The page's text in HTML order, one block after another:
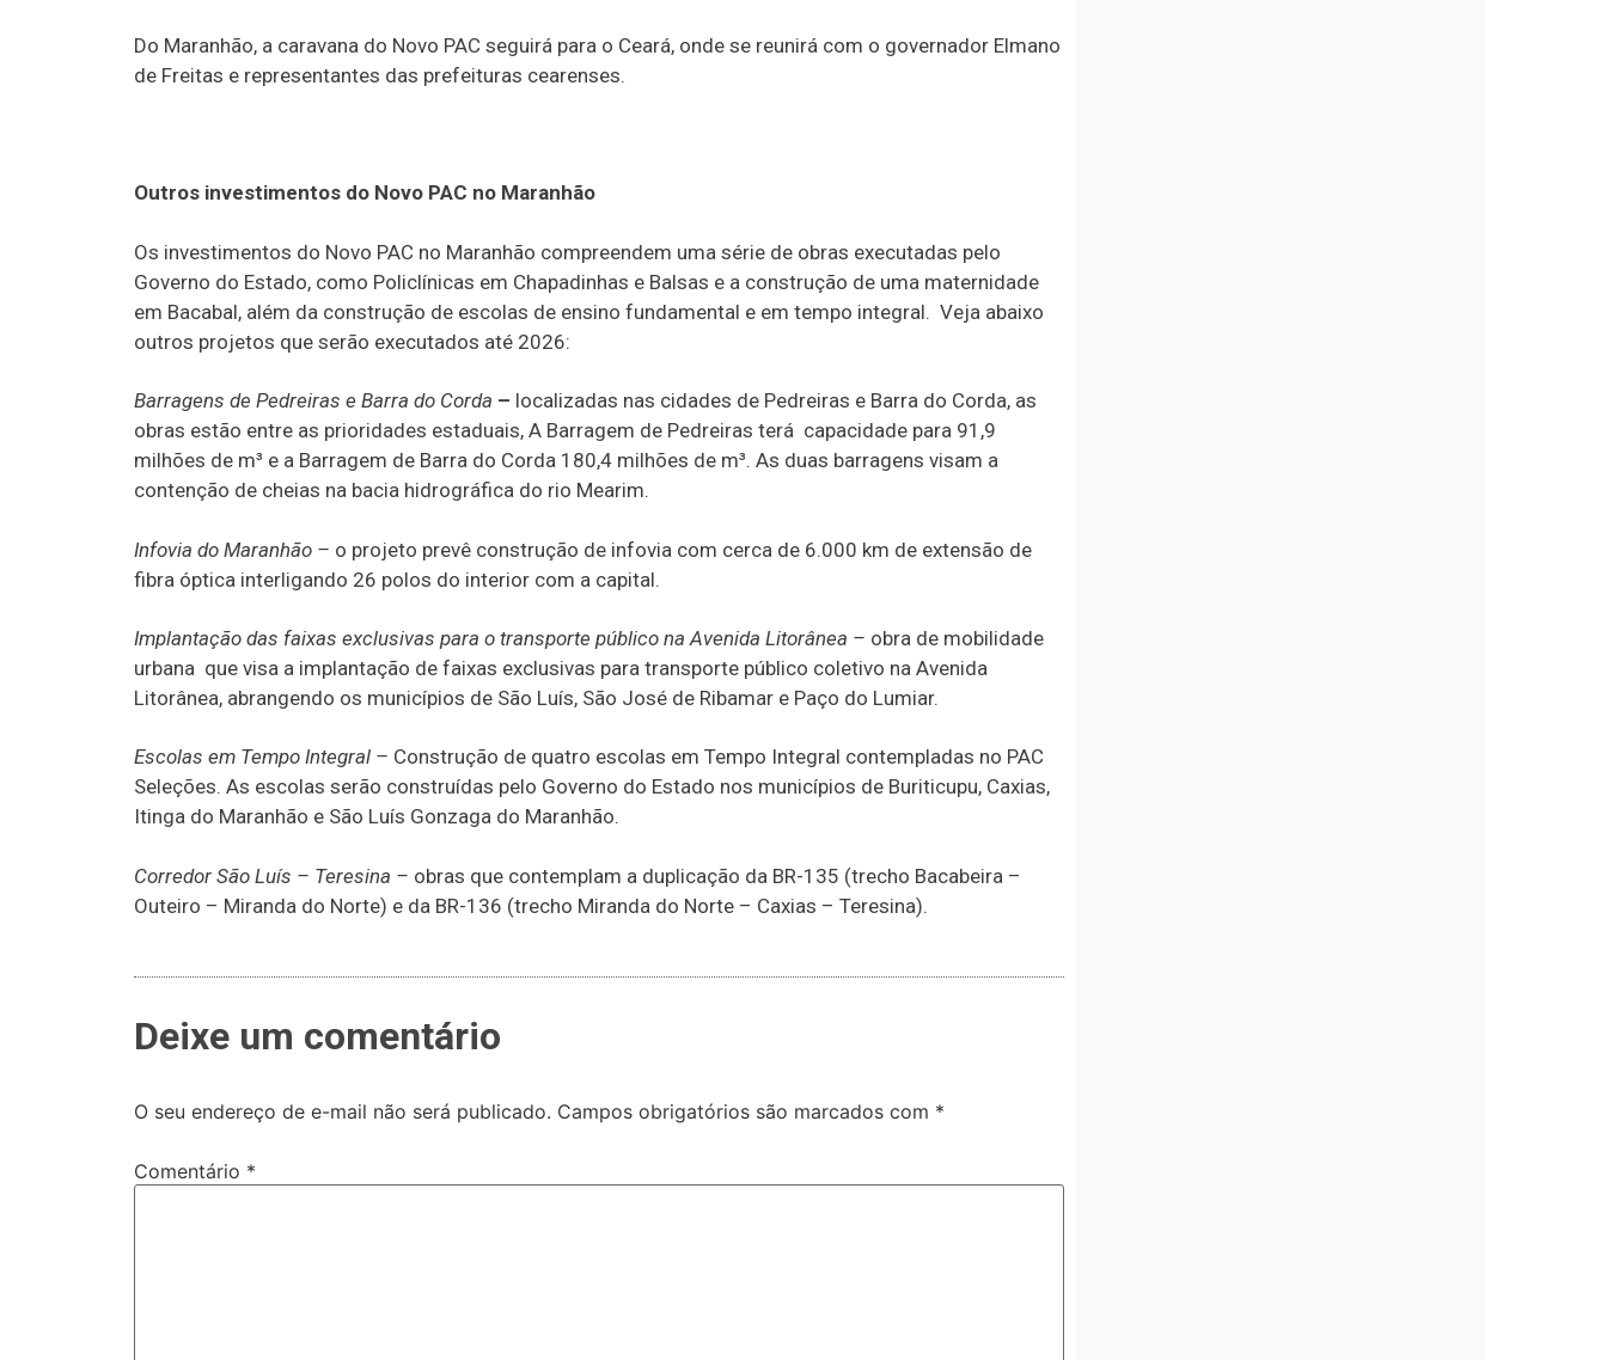
Do Maranhão, a caravana do Novo PAC seguirá para o Ceará, onde se reunirá com o governador Elmano
de Freitas e representantes das prefeituras cearenses.
Outros investimentos do Novo PAC no Maranhão
Os investimentos do Novo PAC no Maranhão compreendem uma série de obras executadas pelo
Governo do Estado, como Policlínicas em Chapadinhas e Balsas e a construção de uma maternidade
em Bacabal, além da construção de escolas de ensino fundamental e em tempo integral. Veja abaixo
outros projetos que serão executados até 2026:
Barragens de Pedreiras e Barra do Corda – localizadas nas cidades de Pedreiras e Barra do Corda, as
obras estão entre as prioridades estaduais, A Barragem de Pedreiras terá capacidade para 91,9
milhões de m³ e a Barragem de Barra do Corda 180,4 milhões de m³. As duas barragens visam a
contenção de cheias na bacia hidrográfica do rio Mearim.
Infovia do Maranhão – o projeto prevê construção de infovia com cerca de 6.000 km de extensão de
fibra óptica interligando 26 polos do interior com a capital.
Implantação das faixas exclusivas para o transporte público na Avenida Litorânea – obra de mobilidade
urbana que visa a implantação de faixas exclusivas para transporte público coletivo na Avenida
Litorânea, abrangendo os municípios de São Luís, São José de Ribamar e Paço do Lumiar.
Escolas em Tempo Integral – Construção de quatro escolas em Tempo Integral contempladas no PAC
Seleções. As escolas serão construídas pelo Governo do Estado nos municípios de Buriticupu, Caxias,
Itinga do Maranhão e São Luís Gonzaga do Maranhão.
Corredor São Luís – Teresina – obras que contemplam a duplicação da BR-135 (trecho Bacabeira –
Outeiro – Miranda do Norte) e da BR-136 (trecho Miranda do Norte – Caxias – Teresina).
Deixe um comentário
O seu endereço de e-mail não será publicado. Campos obrigatórios são marcados com *
Comentário *